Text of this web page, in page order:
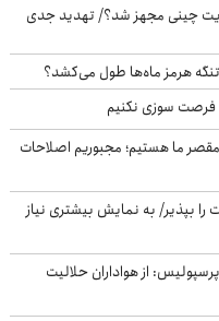
چینی مجهز شد؟/ تهدید جدی
هرمز ماه‌ها طول می‌کشد؟
فرصت سوزی نکنیم
ما هستیم؛ مجبوریم اصلاحات
بپذیر/ به نمایش بیشتری نیاز
از هواداران حلالیت